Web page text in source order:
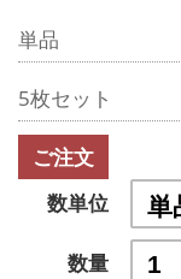
単品
5枚セット
ご注文
数単位
数量